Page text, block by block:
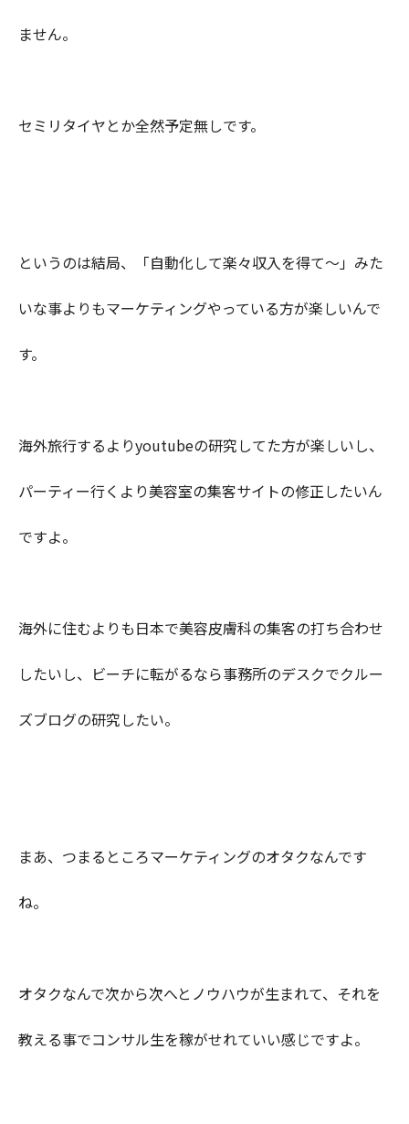
ません。
セミリタイヤとか全然予定無しです。
というのは結局、「自動化して楽々収入を得て～」みた
いな事よりもマーケティングやっている方が楽しいんで
す。
海外旅行するよりyoutubeの研究してた方が楽しいし、
パーティー行くより美容室の集客サイトの修正したいん
ですよ。
海外に住むよりも日本で美容皮膚科の集客の打ち合わせ
したいし、ビーチに転がるなら事務所のデスクでクルー
ズブログの研究したい。
まあ、つまるところマーケティングのオタクなんです
ね。
オタクなんで次から次へとノウハウが生まれて、それを
教える事でコンサル生を稼がせれていい感じですよ。